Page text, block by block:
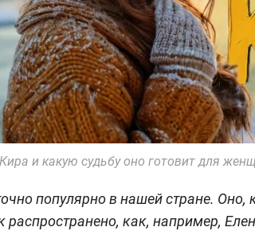
и какую судьбу оно готовит для
популярно в нашей стране. Оно,
распространено, как, например,